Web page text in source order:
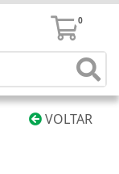
0
VOLTAR